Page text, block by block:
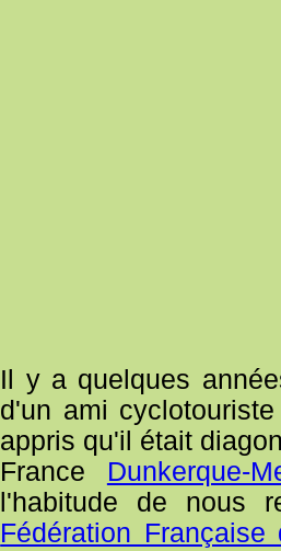
Il y a quelques
d'un ami
appris qu'il était
France Dunkerque-
l'habitude de nous
Fédération Française